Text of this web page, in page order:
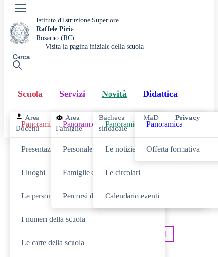
Istituto d'Istruzione Superiore
Raffele Piria
Rosarno (RC)
— Visita la pagina iniziale della scuola
Cerca
Scuola
Panoramica
Presentazione
I luoghi
Le persone
I numeri della scuola
Le carte della scuola
Servizi
Panoramica
Personale scolastico
Famiglie e studenti
Percorsi di studio
Novità
Panoramica
Le notizie
Le circolari
Calendario eventi
Didattica
Panoramica
Offerta formativa
Area
Docenti
Area
Famiglie
Bacheca
sindacale
MaD Privacy
Cerca
SCUOLA